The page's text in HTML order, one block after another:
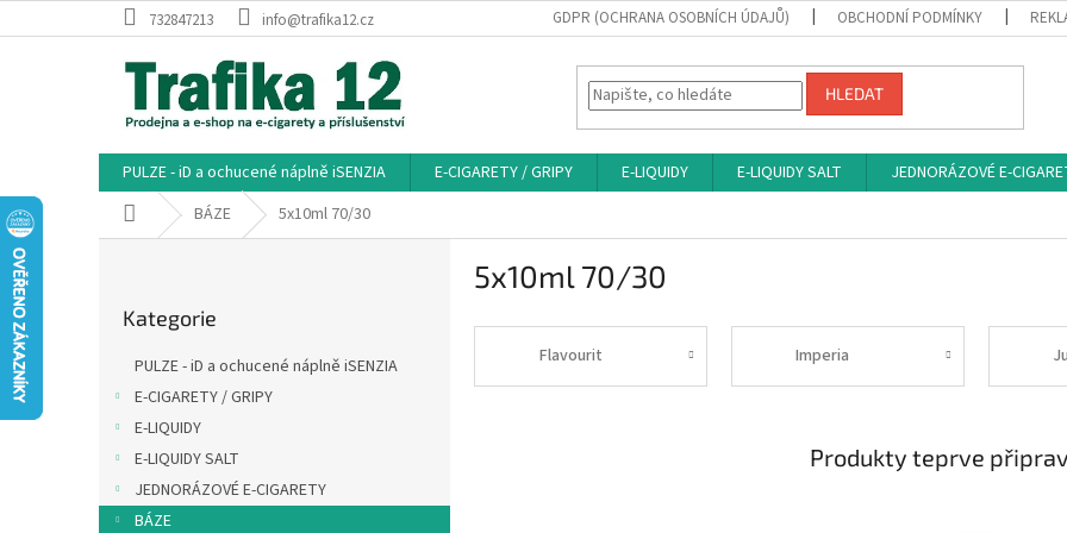
na
732847213 info@trafika12.cz GDPR (OCHRANA OSOBNÍCH ÚDAJŮ) OBCHODNÍ PODMÍNKY
HLEDAT
PULZE - iD a ochucené náplně iSENZIA E-CIGARETY / GRIPY E-LIQUIDY E-LIQUIDY SALT JEDNORÁZOVÉ E-
Domů BÁZE 5x10ml 70/30
a
kategorie
Kategorie
PULZE - iD a ochucené náplně iSENZIA
E-CIGARETY / GRIPY
E-LIQUIDY
E-LIQUIDY SALT
JEDNORÁZOVÉ E-CIGARETY
BÁZE
5x10ml 70/30
Flavourit Imperia
Produkty teprve